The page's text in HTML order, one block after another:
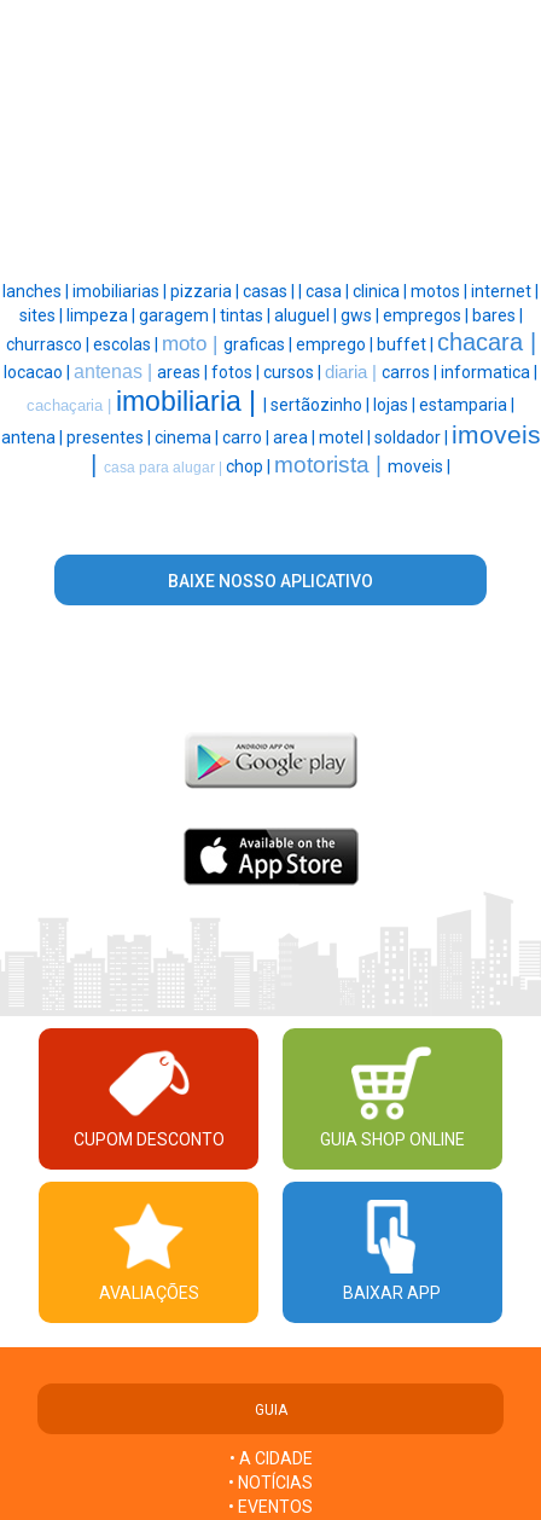
lanches | imobiliarias | pizzaria | casas | | casa | clinica | motos | internet |
sites | limpeza | garagem | tintas | aluguel | gws | empregos | bares |
churrasco | escolas | moto | graficas | emprego | buffet | chacara |
locacao | antenas | areas | fotos | cursos | diaria | carros | informatica |
cachaçaria | imobiliaria | | sertãozinho | lojas | estamparia |
antena | presentes | cinema | carro | area | motel | soldador | imoveis
| casa para alugar | chop | motorista | moveis |
BAIXE NOSSO APLICATIVO
CUPOM DESCONTO GUIA SHOP ONLINE
AVALIAÇÕES BAIXAR APP
GUIA
• A CIDADE
• NOTÍCIAS
• EVENTOS